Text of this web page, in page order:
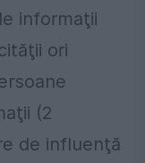
informaţii
ori
(2
de influenţă